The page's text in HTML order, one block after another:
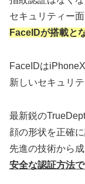
セキュリティー
FaceIDが搭載と
FaceIDは
新しいセキュリテ
最新鋭の
顔の形状を正確
先進の技術から
安全な認証方法で